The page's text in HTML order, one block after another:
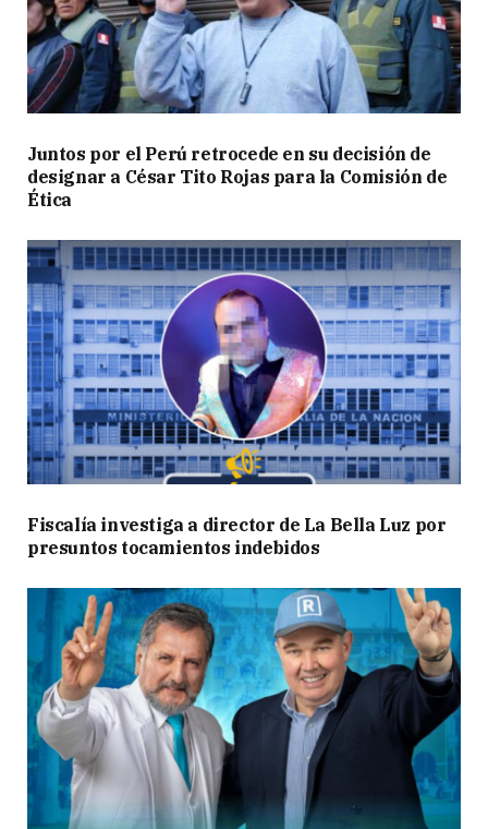
Juntos por el Perú retrocede en su decisión de
designar a César Tito Rojas para la Comisión de
Ética
Fiscalía investiga a director de La Bella Luz por
presuntos tocamientos indebidos